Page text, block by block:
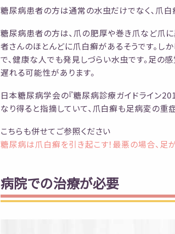
糖尿病患者の方は通常の水虫だけでなく、爪白
糖尿病患者の方は、爪の肥厚や巻き爪など爪
者さんのほとんどに爪白癬があるそうです。し
で、健康な人でも発見しづらい水虫です。足の
遅れる可能性があります。
日本糖尿病学会の『糖尿病診療ガイドライン
なり得ると指摘していて、爪白癬も足病変の重
こちらも併せてご参照ください
糖尿病は爪白癬を引き起こす！最悪の場合、足
病院での治療が必要